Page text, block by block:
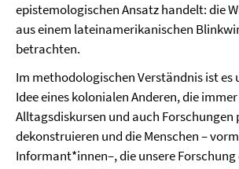
epistemologischen Ansatz handelt: die
aus einem lateinamerikanischen
betrachten.
Im methodologischen Verständnis ist es
Idee eines kolonialen Anderen, die
Alltagsdiskursen und auch Forschungen
dekonstruieren und die Menschen –
Informant*innen–, die unsere